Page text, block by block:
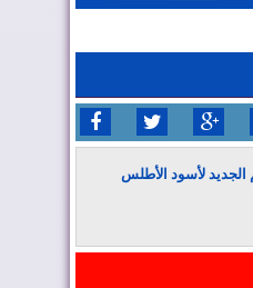
الجديد لأسود الأطلس